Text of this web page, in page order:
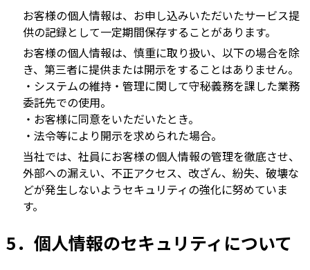
お客様の個人情報は、お申し込みいただいたサービス提
供の記録として一定期間保存することがあります。
お客様の個人情報は、慎重に取り扱い、以下の場合を除
き、第三者に提供または開示をすることはありません。
・システムの維持・管理に関して守秘義務を課した業務
委託先での使用。
・お客様に同意をいただいたとき。
・法令等により開示を求められた場合。
当社では、社員にお客様の個人情報の管理を徹底させ、
外部への漏えい、不正アクセス、改ざん、紛失、破壊な
どが発生しないようセキュリティの強化に努めていま
す。
5．個人情報のセキュリティについて